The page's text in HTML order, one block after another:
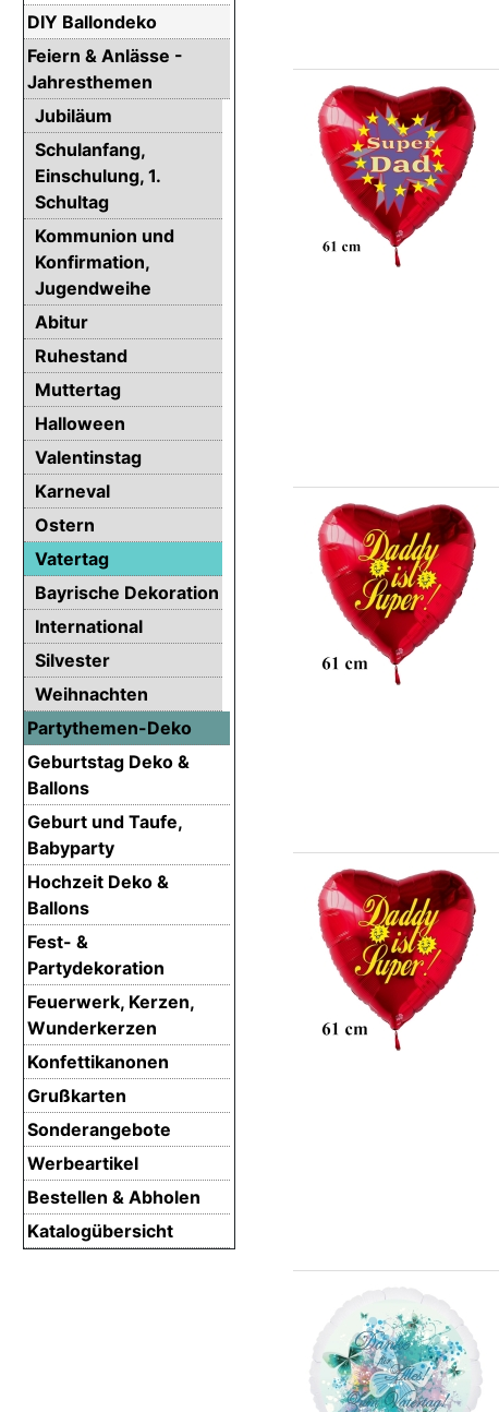
DIY Ballondeko
Feiern & Anlässe -
Jahresthemen
Jubiläum
Schulanfang,
Einschulung, 1.
Schultag
Kommunion und
Konfirmation,
Jugendweihe
Abitur
Ruhestand
Muttertag
Halloween
Valentinstag
Karneval
Ostern
Vatertag
Bayrische Dekoration
International
Silvester
Weihnachten
Partythemen-Deko
Geburtstag Deko &
Ballons
Geburt und Taufe,
Babyparty
Hochzeit Deko &
Ballons
Fest- &
Partydekoration
Feuerwerk, Kerzen,
Wunderkerzen
Konfettikanonen
Grußkarten
Sonderangebote
Werbeartikel
Bestellen & Abholen
Katalogübersicht